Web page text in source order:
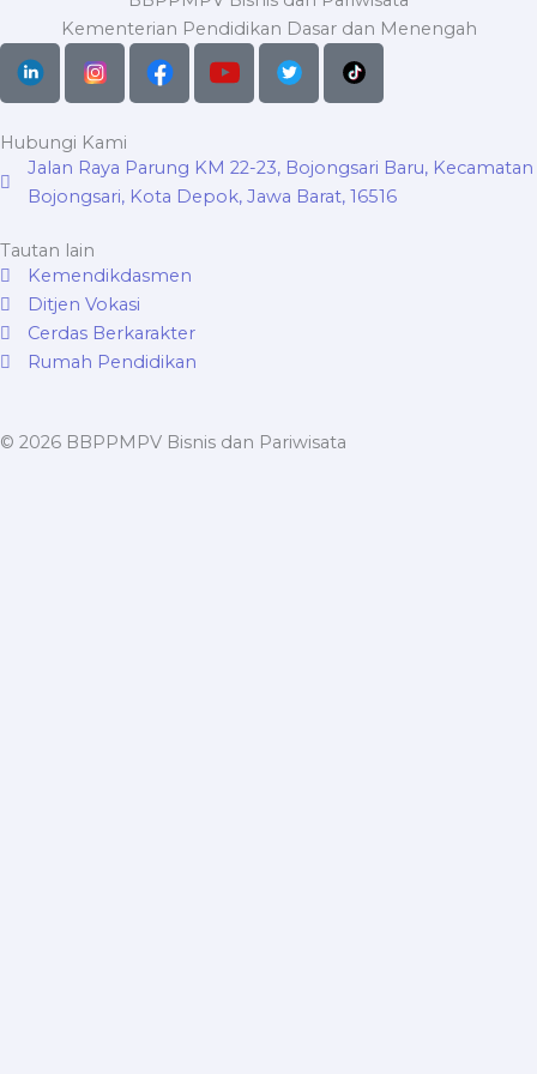
Kementerian Pendidikan Dasar dan Menengah
Hubungi Kami
Jalan Raya Parung KM 22-23, Bojongsari Baru, Kecamatan
Bojongsari, Kota Depok, Jawa Barat, 16516
Tautan lain
Kemendikdasmen
Ditjen Vokasi
Cerdas Berkarakter
Rumah Pendidikan
© 2026 BBPPMPV Bisnis dan Pariwisata